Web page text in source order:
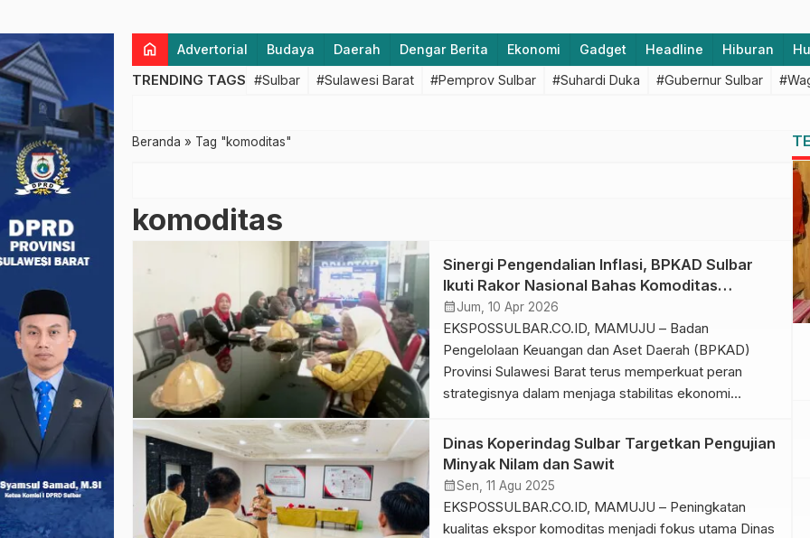
home Advertorial Budaya Daerah Dengar Berita Ekonomi Gadget Headline Hiburan
TRENDING TAGS #Sulbar #Sulawesi Barat #Pemprov Sulbar #Suhardi Duka #Gubernur Sulbar
Beranda » Tag "komoditas"
komoditas
Sinergi Pengendalian Inflasi, BPKAD Sulbar
Ikuti Rakor Nasional Bahas Komoditas
Strategis dan DAK Nonfisik
calendar_monthJum, 10 Apr 2026
EKSPOSSULBAR.CO.ID, MAMUJU – Badan
Pengelolaan Keuangan dan Aset Daerah (BPKAD)
Provinsi Sulawesi Barat terus memperkuat peran
strategisnya dalam menjaga stabilitas ekonomi
rapat koordinasi (rakor) pengendalian inflasi yang
dilaksanakan secara virtual bersama Inspektorat
Jenderal Kementerian Dalam Negeri dan perangkat
daerah terkait, Kamis (9 April 2026). Dalam kegiatan
tersebut, BPKAD […]
Dinas Koperindag Sulbar Targetkan Pengujian
Minyak Nilam dan Sawit
calendar_monthSen, 11 Agu 2025
EKSPOSSULBAR.CO.ID, MAMUJU – Peningkatan
kualitas ekspor komoditas menjadi fokus utama Dinas